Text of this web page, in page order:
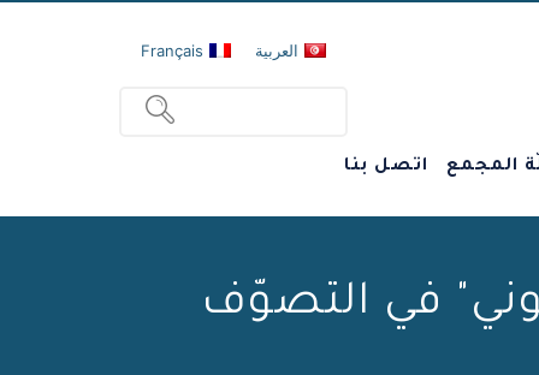
العربية Français
المجمع اتصل بنا
في التصوّف